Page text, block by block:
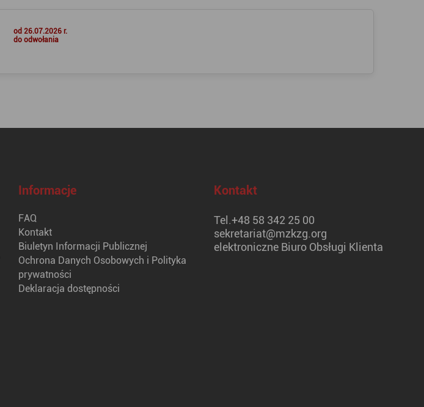
od 26.07.2026 r.
do odwołania
Informacje
FAQ
Kontakt
Biuletyn Informacji Publicznej
Ochrona Danych Osobowych i Polityka
prywatności
Deklaracja dostępności
Kontakt
Tel.+48 58 342 25 00
sekretariat@mzkzg.org
elektroniczne Biuro Obsługi Klienta